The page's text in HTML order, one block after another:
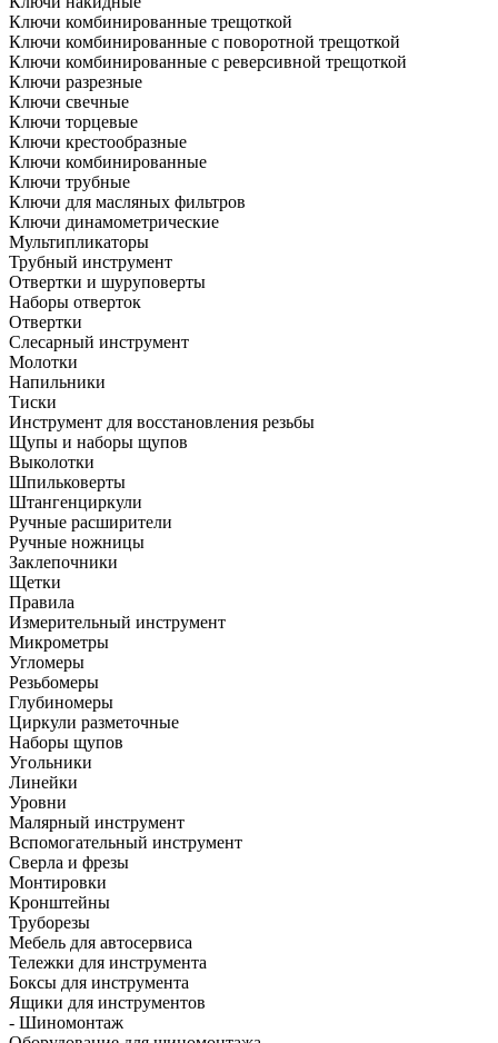
Ключи комбинированные трещоткой
Ключи комбинированные с поворотной трещоткой
Ключи комбинированные с реверсивной трещоткой
Ключи разрезные
Ключи свечные
Ключи торцевые
Ключи крестообразные
Ключи комбинированные
Ключи трубные
Ключи для масляных фильтров
Ключи динамометрические
Мультипликаторы
Трубный инструмент
Отвертки и шуруповерты
Наборы отверток
Отвертки
Слесарный инструмент
Молотки
Напильники
Тиски
Инструмент для восстановления резьбы
Щупы и наборы щупов
Выколотки
Шпильковерты
Штангенциркули
Ручные расширители
Ручные ножницы
Заклепочники
Щетки
Правила
Измерительный инструмент
Микрометры
Угломеры
Резьбомеры
Глубиномеры
Циркули разметочные
Наборы щупов
Угольники
Линейки
Уровни
Малярный инструмент
Вспомогательный инструмент
Сверла и фрезы
Монтировки
Кронштейны
Труборезы
Мебель для автосервиса
Тележки для инструмента
Боксы для инструмента
Ящики для инструментов
- Шиномонтаж